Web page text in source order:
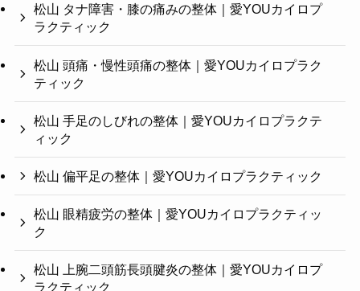
松山 タナ障害・膝の痛みの整体｜愛YOUカイロプ
ラクティック
松山 頭痛・慢性頭痛の整体｜愛YOUカイロプラク
ティック
松山 手足のしびれの整体｜愛YOUカイロプラクテ
ィック
松山 偏平足の整体｜愛YOUカイロプラクティック
松山 眼精疲労の整体｜愛YOUカイロプラクティッ
ク
松山 上腕二頭筋長頭腱炎の整体｜愛YOUカイロプ
ラクティック